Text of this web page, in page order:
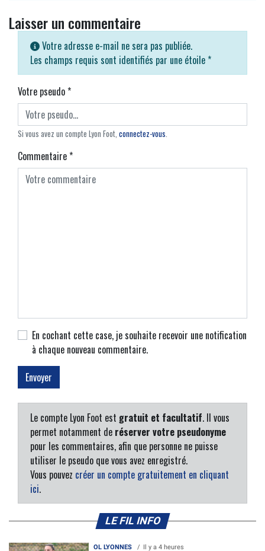
Laisser un commentaire
Votre adresse e-mail ne sera pas publiée.
Les champs requis sont identifiés par une étoile *
Votre pseudo*
Si vous avez un compte Lyon Foot, connectez-vous.
Commentaire*
En cochant cette case, je souhaite recevoir une notification
à chaque nouveau commentaire.
Le compte Lyon Foot est gratuit et facultatif. Il vous
permet notamment de réserver votre pseudonyme
pour les commentaires, afin que personne ne puisse
utiliser le pseudo que vous avez enregistré.
Vous pouvez créer un compte gratuitement en cliquant
ici.
LE FIL INFO
OL LYONNES Il y a 4 heures